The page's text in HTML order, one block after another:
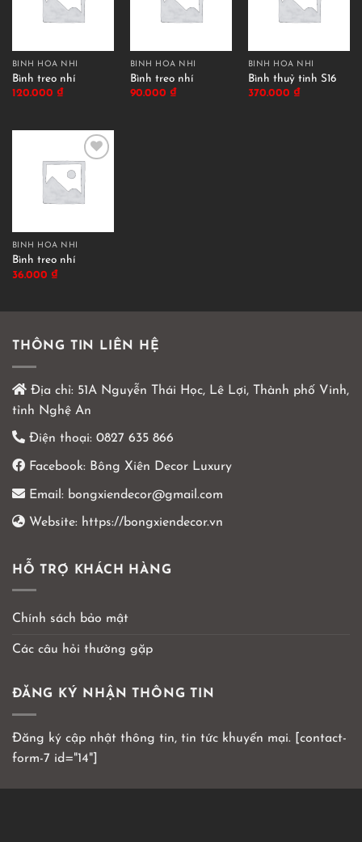
BÌNH HOA NHÍ
Bình treo nhí
120.000 ₫
BÌNH HOA NHÍ
Bình treo nhí
90.000 ₫
BÌNH HOA NHÍ
Bình thuỷ tinh S16
370.000 ₫
BÌNH HOA NHÍ
Bình treo nhí
36.000 ₫
THÔNG TIN LIÊN HỆ
Địa chỉ: 51A Nguyễn Thái Học, Lê Lợi, Thành phố Vinh,
tỉnh Nghệ An
Điện thoại: 0827 635 866
Facebook: Bông Xiên Decor Luxury
Email: bongxiendecor@gmail.com
Website: https://bongxiendecor.vn
HỖ TRỢ KHÁCH HÀNG
Chính sách bảo mật
Các câu hỏi thường gặp
ĐĂNG KÝ NHẬN THÔNG TIN
Đăng ký cập nhật thông tin, tin tức khuyến mại. [contact-
form-7 id="14"]